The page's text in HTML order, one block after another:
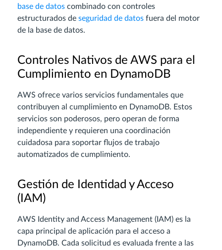
base de datos combinado con controles
estructurados de seguridad de datos fuera del motor
de la base de datos.
Controles Nativos de AWS para el
Cumplimiento en DynamoDB
AWS ofrece varios servicios fundamentales que
contribuyen al cumplimiento en DynamoDB. Estos
servicios son poderosos, pero operan de forma
independiente y requieren una coordinación
cuidadosa para soportar flujos de trabajo
automatizados de cumplimiento.
Gestión de Identidad y Acceso
(IAM)
AWS Identity and Access Management (IAM) es la
capa principal de aplicación para el acceso a
DynamoDB. Cada solicitud es evaluada frente a las